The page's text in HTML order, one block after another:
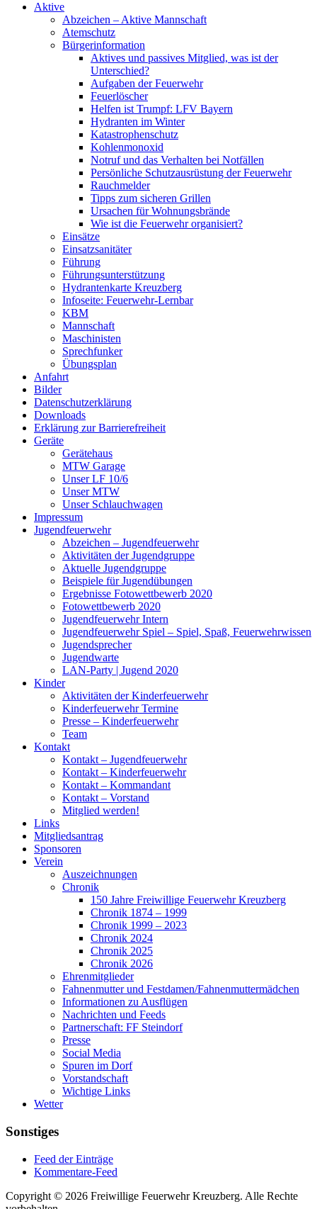
Aktive
Abzeichen – Aktive Mannschaft
Atemschutz
Bürgerinformation
Aktives und passives Mitglied, was ist der
Unterschied?
Aufgaben der Feuerwehr
Feuerlöscher
Helfen ist Trumpf: LFV Bayern
Hydranten im Winter
Katastrophenschutz
Kohlenmonoxid
Notruf und das Verhalten bei Notfällen
Persönliche Schutzausrüstung der Feuerwehr
Rauchmelder
Tipps zum sicheren Grillen
Ursachen für Wohnungsbrände
Wie ist die Feuerwehr organisiert?
Einsätze
Einsatzsanitäter
Führung
Führungsunterstützung
Hydrantenkarte Kreuzberg
Infoseite: Feuerwehr-Lernbar
KBM
Mannschaft
Maschinisten
Sprechfunker
Übungsplan
Anfahrt
Bilder
Datenschutzerklärung
Downloads
Erklärung zur Barriere­frei­heit
Geräte
Gerätehaus
MTW Garage
Unser LF 10/6
Unser MTW
Unser Schlauchwagen
Impressum
Jugendfeuerwehr
Abzeichen – Jugendfeuerwehr
Aktivitäten der Jugendgruppe
Aktuelle Jugendgruppe
Beispiele für Jugendübungen
Ergebnisse Fotowettbewerb 2020
Fotowettbewerb 2020
Jugendfeuerwehr Intern
Jugendfeuerwehr Spiel – Spiel, Spaß, Feuerwehrwissen
Jugendsprecher
Jugendwarte
LAN-Party | Jugend 2020
Kinder
Aktivitäten der Kinderfeuerwehr
Kinderfeuerwehr Termine
Presse – Kinderfeuerwehr
Team
Kontakt
Kontakt – Jugendfeuerwehr
Kontakt – Kinderfeuerwehr
Kontakt – Kommandant
Kontakt – Vorstand
Mitglied werden!
Links
Mitgliedsantrag
Sponsoren
Verein
Auszeichnungen
Chronik
150 Jahre Freiwillige Feuerwehr Kreuzberg
Chronik 1874 – 1999
Chronik 1999 – 2023
Chronik 2024
Chronik 2025
Chronik 2026
Ehrenmitglieder
Fahnenmutter und Festdamen/Fahnenmuttermädchen
Informationen zu Ausflügen
Nachrichten und Feeds
Partnerschaft: FF Steindorf
Presse
Social Media
Spuren im Dorf
Vorstandschaft
Wichtige Links
Wetter
Sonstiges
Feed der Einträge
Kommentare-Feed
Copyright © 2026 Freiwillige Feuerwehr Kreuzberg. Alle Rechte